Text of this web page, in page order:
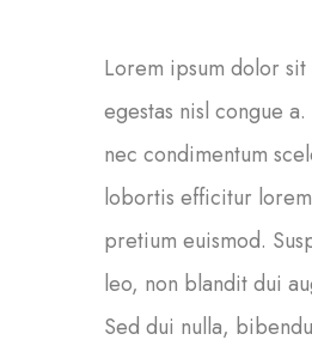
Lorem ipsum dolor
egestas nisl congue
nec condimentum
lobortis efficitur
pretium euismod.
leo, non blandit dui
Sed dui nulla,